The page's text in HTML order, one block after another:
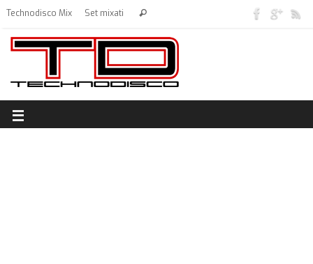
Technodisco Mix Set mixati